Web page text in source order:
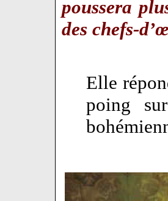
poussera
des chefs-
Elle
poing